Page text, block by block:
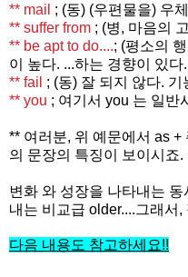
** mail ; (동) (우편물을) 우
** suffer from ; (병, 마음의
** be apt to do....; (평소의
이 높다. ...하는 경향이 있다.
** fail ; (동) 잘 되지 않다.
** you ; 여기서 you 는 일반
** 여러분, 위 예문에서 as +
의 문장의 특징이 보이시죠.
변화 와 성장을 나타내는
내는 비교급 older....그래서
다음 내용도 참고하세요!!